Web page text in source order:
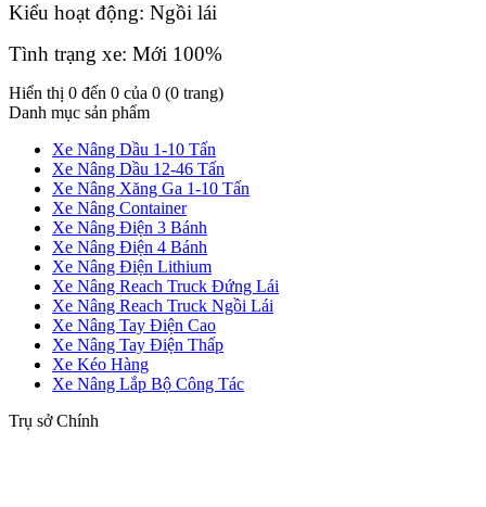
Kiểu hoạt động: Ngồi lái
Tình trạng xe: Mới 100%
Hiển thị 0 đến 0 của 0 (0 trang)
Danh mục sản phẩm
Xe Nâng Dầu 1-10 Tấn
Xe Nâng Dầu 12-46 Tấn
Xe Nâng Xăng Ga 1-10 Tấn
Xe Nâng Container
Xe Nâng Điện 3 Bánh
Xe Nâng Điện 4 Bánh
Xe Nâng Điện Lithium
Xe Nâng Reach Truck Đứng Lái
Xe Nâng Reach Truck Ngồi Lái
Xe Nâng Tay Điện Cao
Xe Nâng Tay Điện Thấp
Xe Kéo Hàng
Xe Nâng Lắp Bộ Công Tác
Trụ sở Chính